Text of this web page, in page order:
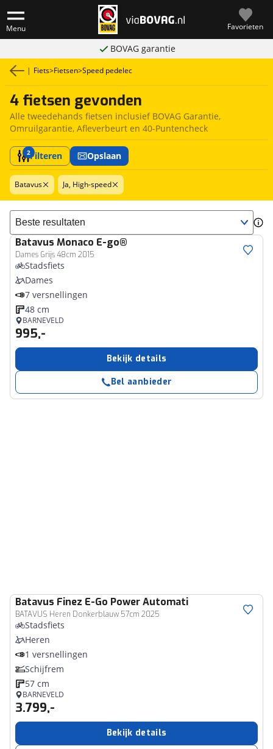
Menu Favorieten
BOVAG garantie
| Fiets>Fietsen>Speed pedelec
4 fietsen gevonden
Alle tweedehands fietsen inclusief BOVAG Garantie,
Omruilgarantie, Afleverbeurt en 40-Puntencheck
2Filteren Opslaan
Batavus Ja, High-speed
Sorteer resultaten
Batavus Monaco E-go®
Dames Grijs 48cm 2015
Stadsfiets
Dames
7 versnellingen
48 cm
BARNEVELD
995,-
Bekijk details
Bel aanbieder
Batavus Finez E-Go Power Automati
BATAVUS Heren Donkerblauw 57cm 2025
Stadsfiets
Heren
1 versnellingen
Schijfrem
57 cm
BARNEVELD
3.799,-
Bekijk details